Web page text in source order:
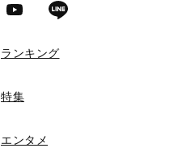
ランキング
特集
エンタメ